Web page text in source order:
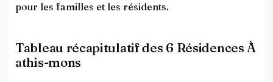
pour les familles et les résidents.
Tableau récapitulatif des 6 Résidences À
athis-mons